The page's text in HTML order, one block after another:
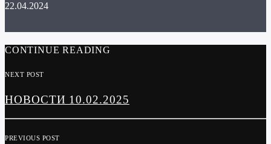
22.04.2024
CONTINUE READING
NEXT POST
НОВОСТИ 10.02.2025
PREVIOUS POST